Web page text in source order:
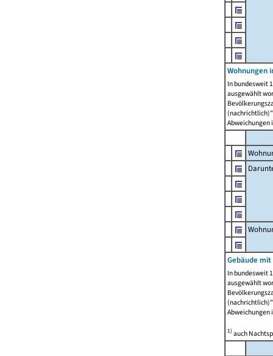
Wohnungen
In bundesweit
ausgewählt
Abweichungen
Gebäude
In bundesweit
ausgewählt
Abweichungen
1)auch